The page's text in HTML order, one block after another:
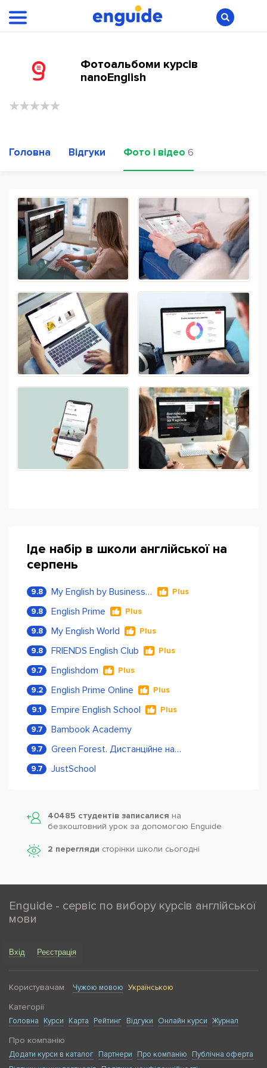
Фотоальбоми курсів
nanoEnglish
Головна Відгуки Фото і відео 6
Іде набір в школи англійської на
серпень
9.8 My English by Business Language Plus
9.8 English Prime Plus
9.8 My English World Plus
9.8 FRIENDS English Club Plus
9.7 Englishdom Plus
9.2 English Prime Online Plus
9.1 Empire English School Plus
9.7 Bambook Academy
9.7 Green Forest. Дистанційне навчання
9.7 JustSchool
40485 студентів записалися на
безкоштовний урок за допомогою Enguide
2 перегляди сторінки школи cьогодні
Enguide - сервіс по вибору курсів англійської
мови
Вхід Реєстрація
Користувачам Чужою мовою Українською
Категорії
Головна Курси Карта Рейтинг Відгуки Онлайн курси Журнал
Про компанію
Додати курси в каталог Партнери Про компанію
Публічна оферта